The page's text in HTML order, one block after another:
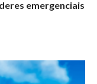
emergenciais